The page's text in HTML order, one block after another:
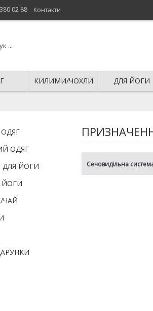
02 88 Контакти
КИЛИМИ/ЧОХЛИ ДЛЯ ЙОГИ
ОДЯГ
ЙОГИ
ЙОГИ
ЧАЙ
Сечовидільна